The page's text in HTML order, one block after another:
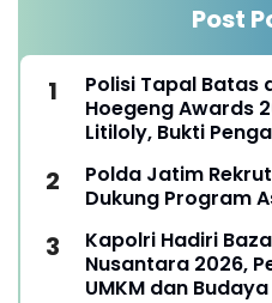
Post
Polisi Tapal Batas
Hoegeng Awards
Litiloly, Bukti
Polda Jatim
Dukung Program
Kapolri Hadiri
Nusantara 2026,
UMKM dan